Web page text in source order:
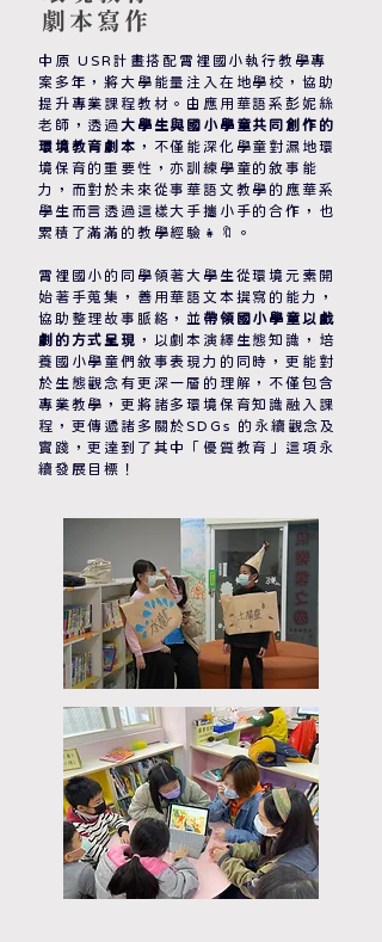
​劇本寫作
中原 USR計畫搭配霄裡國小執行教學專
案多年，將大學能量注入在地學校，協助
提升專業課程教材。由應用華語系彭妮絲
老師，透過 大學生與國小學童共同創作的
環境教育劇本 ，不僅能深化學童對濕地環
境保育的重要性，亦訓練學童的敘事能
力，而對於未來從事華語文教學的應華系
學生而言透過這樣大手攜小手的合作，也
累積了滿滿的教學經驗👧🔖。
霄裡國小的同學領著大學生從環境元素開
始著手蒐集，善用華語文本撰寫的能力，
協助整理故事脈絡，並 帶領國小學童以戲
劇的方式呈現 ，以劇本演繹生態知識，培
養國小學童們敘事表現力的同時，更能對
於生態觀念有更深一層的理解，不僅包含
專業教學，更將諸多環境保育知識融入課
程，更傳遞諸多關於SDGs 的永續觀念及
實踐，更達到了其中「優質教育」這項永
續發展目標！